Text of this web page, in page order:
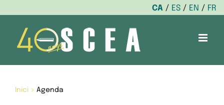
CA ES EN
FR
content
Inici> Agenda